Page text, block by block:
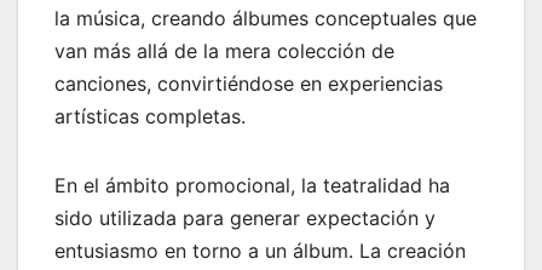
la música, creando álbumes conceptuales que
van más allá de la mera colección de
canciones, convirtiéndose en experiencias
artísticas completas.
En el ámbito promocional, la teatralidad ha
sido utilizada para generar expectación y
entusiasmo en torno a un álbum. La creación